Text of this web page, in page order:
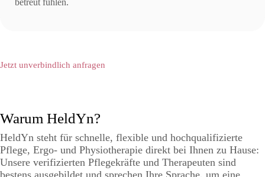
betreut fühlen.
Jetzt unverbindlich anfragen
Warum HeldYn?
HeldYn steht für schnelle, flexible und hochqualifizierte
Pflege, Ergo- und Physiotherapie direkt bei Ihnen zu Hause:
Unsere verifizierten Pflegekräfte und Therapeuten sind